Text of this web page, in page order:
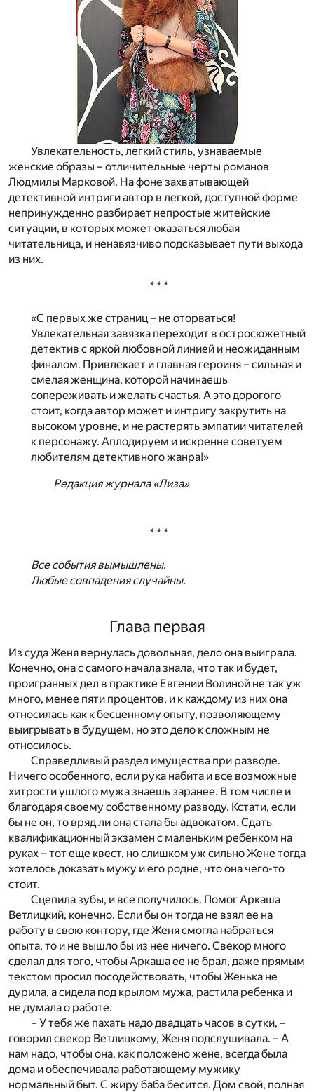
Увлекательность, легкий стиль, узнаваемые
женские образы – отличительные черты романов
Людмилы Марковой. На фоне захватывающей
детективной интриги автор в легкой, доступной форме
непринужденно разбирает непростые житейские
ситуации, в которых может оказаться любая
читательница, и ненавязчиво подсказывает пути выхода
из них.
* * *
«С первых же страниц – не оторваться!
Увлекательная завязка переходит в остросюжетный
детектив с яркой любовной линией и неожиданным
финалом. Привлекает и главная героиня – сильная и
смелая женщина, которой начинаешь
сопереживать и желать счастья. А это дорогого
стоит, когда автор может и интригу закрутить на
высоком уровне, и не растерять эмпатии читателей
к персонажу. Аплодируем и искренне советуем
любителям детективного жанра!»
Редакция журнала «Лиза»
* * *
Все события вымышлены.
Любые совпадения случайны.
Глава первая
Из суда Женя вернулась довольная, дело она выиграла.
Конечно, она с самого начала знала, что так и будет,
проигранных дел в практике Евгении Волиной не так уж
много, менее пяти процентов, и к каждому из них она
относилась как к бесценному опыту, позволяющему
выигрывать в будущем, но это дело к сложным не
относилось.
Справедливый раздел имущества при разводе.
Ничего особенного, если рука набита и все возможные
хитрости ушлого мужа знаешь заранее. В том числе и
благодаря своему собственному разводу. Кстати, если
бы не он, то вряд ли она стала бы адвокатом. Сдать
квалификационный экзамен с маленьким ребенком на
руках – тот еще квест, но слишком уж сильно Жене тогда
хотелось доказать мужу и его родне, что она чего-то
стоит.
Сцепила зубы, и все получилось. Помог Аркаша
Ветлицкий, конечно. Если бы он тогда не взял ее на
работу в свою контору, где Женя смогла набраться
опыта, то и не вышло бы из нее ничего. Свекор много
сделал для того, чтобы Аркаша ее не брал, даже прямым
текстом просил посодействовать, чтобы Женька не
дурила, а сидела под крылом мужа, растила ребенка и
не думала о работе.
– У тебя же пахать надо двадцать часов в сутки, –
говорил свекор Ветлицкому, Женя подслушивала. – А
нам надо, чтобы она, как положено жене, всегда была
дома и обеспечивала работающему мужику
нормальный быт. С жиру баба бесится. Дом свой, полная